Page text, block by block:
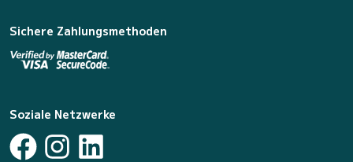
Sichere Zahlungsmethoden
Soziale Netzwerke